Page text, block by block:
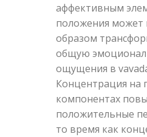
аффективным
положения
образом
общую
ощущения в
Концентрация на
компонентах
положительные
то время как